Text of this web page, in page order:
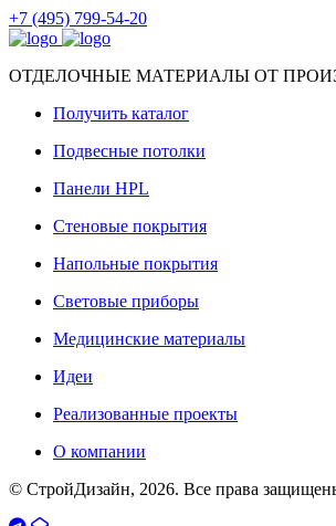
+7 (495) 799-54-20
ОТДЕЛОЧНЫЕ МАТЕРИАЛЫ ОТ
Получить каталог
Подвесные потолки
Панели HPL
Стеновые покрытия
Напольные покрытия
Световые приборы
Медицинские материалы
Идеи
Реализованные проекты
О компании
© СтройДизайн, 2026. Все права